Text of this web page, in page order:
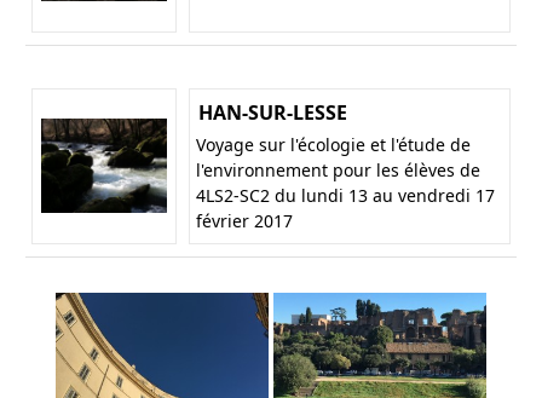
HAN-SUR-LESSE
Voyage sur l'écologie et l'étude de
l'environnement pour les élèves de
4LS2-SC2 du lundi 13 au vendredi 17
février 2017